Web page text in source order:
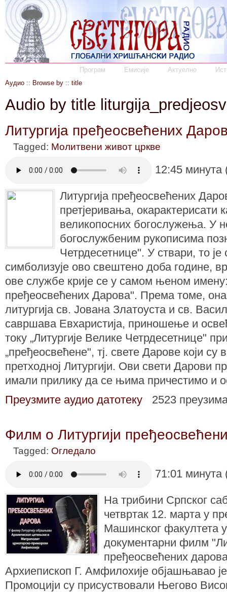
Програм Емисије Актуелно
Аудио :: Browse by :: title
Audio by title
Литургија пређеосвећених
Tagged: Молитвени живот цркве
12:45
Литургија пређеосвећених
претјеривања, окарактерисати
великопосних богослужења. У
богослужбеним рукописима
Четрдесетнице". У ствари, то
симболизује ово свештено доба године,
ове службе крије се у самом њеном имену:
пређеосвећених Дарова". Према томе, она
литургија св. Јована Златоуста и св.
савршава Евхаристија, приношење и
току „Литургије Велике Четрдесетнице"
„пређеосвећене", тј. свете Дарове који су
претходној Литургији. Ови свети Дарови
имали прилику да се њима причестимо и
Преузмите аудио датотеку
2523
Филм о Литургији
Tagged: Огледало
71:01
На трибини Српског
четвртак 12. марта у
Машинског факултета
документарни филм
пређеосвећених
Архиепископ Г. Амфилохије објашњавао
Промоцији су присуствовали Његово